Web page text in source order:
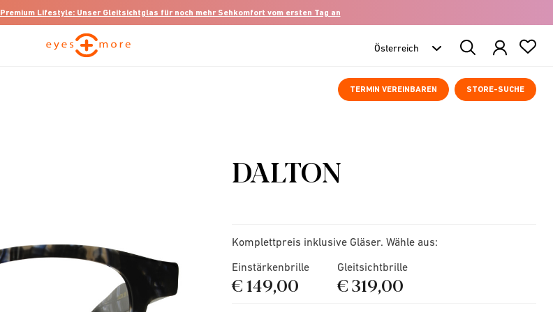
Premium Lifestyle: Unser Gleitsichtglas für noch mehr Sehkomfort vom ersten Tag an
Search
Products
TERMIN VEREINBAREN STORE-SUCHE
DALTON
Komplettpreis inklusive Gläser. Wähle aus:
Einstärkenbrille
€ 149,00
Gleitsichtbrille
€ 319,00